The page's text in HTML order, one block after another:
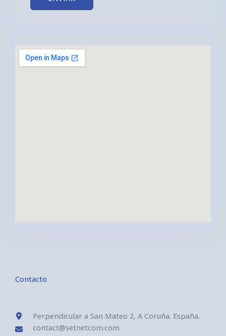
Contacto
Perpendicular a San Mateo 2, A Coruña. España.
contact@setnetcom.com